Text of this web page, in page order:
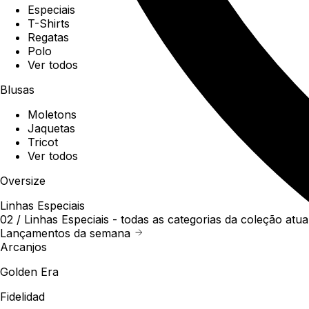
Especiais
T-Shirts
Regatas
Polo
Ver todos
Blusas
Moletons
Jaquetas
Tricot
Ver todos
Oversize
Linhas Especiais
02 / Linhas Especiais - todas as categorias da coleção
Lançamentos da semana
Arcanjos
Golden Era
Fidelidad